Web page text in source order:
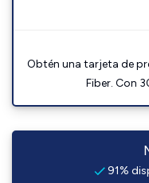
Obtén una tarjeta de
Fiber. Con
91%